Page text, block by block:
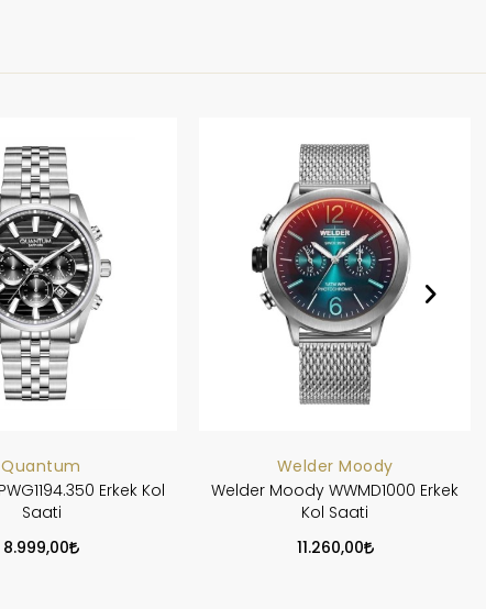
Quantum
Erkek Kol
Saati
8.999,00
Welder Moody
Welder Moody WWMD1000 Erkek
Kol Saati
11.260,00